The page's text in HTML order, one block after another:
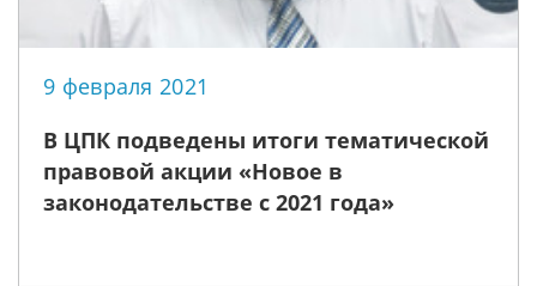
9 февраля 2021
В ЦПК подведены итоги тематической
правовой акции «Новое в
законодательстве с 2021 года»